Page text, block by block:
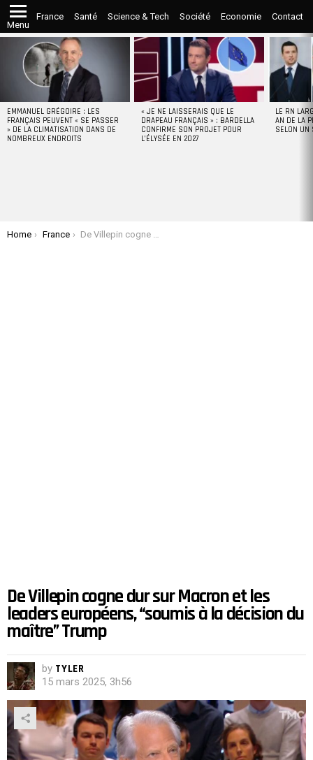
Menu
France Santé Science & Tech Société Economie Contact
STORIES
EMMANUEL GRÉGOIRE : LES
FRANÇAIS PEUVENT « SE PASSER
» DE LA CLIMATISATION DANS DE
NOMBREUX ENDROITS
« JE NE LAISSERAIS QUE LE
DRAPEAU FRANÇAIS » : BARDELLA
CONFIRME SON PROJET POUR
L’ÉLYSÉE EN 2027
LE RN
AN DE LA
SELON UN
You are here:
Home France De Villepin cogne dur sur Macron et les leaders européens, “soumis à la décision du maître” Trump
De Villepin cogne dur sur Macron et les
leaders européens, “soumis à la décision du
maître” Trump
by TYLER
15 mars 2025, 3h56